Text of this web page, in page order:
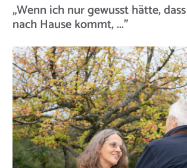
„Wenn ich nur gewusst hätte,
nach Hause kommt, ..."